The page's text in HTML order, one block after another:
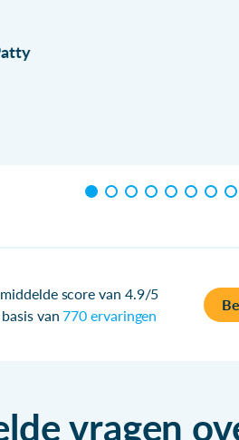
score van 4.9/5
van770 ervaringen
vragen